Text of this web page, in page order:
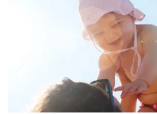
Poarta siguranta copii
Deflectoare pentru aer conditionat
Casti antifonice pentru copii si
Echipament protectie bicicleta si